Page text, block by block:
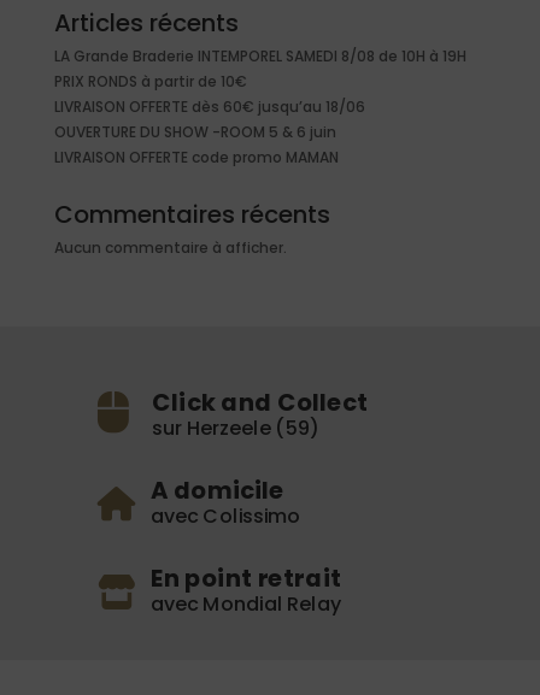
Articles récents
LA Grande Braderie INTEMPOREL SAMEDI 8/08 de 10H à 19H
PRIX RONDS à partir de 10€
LIVRAISON OFFERTE dès 60€ jusqu’au 18/06
OUVERTURE DU SHOW -ROOM 5 & 6 juin
LIVRAISON OFFERTE code promo MAMAN
Commentaires récents
Aucun commentaire à afficher.
Click and Collect
sur Herzeele (59)
A domicile
avec Colissimo
En point retrait
avec Mondial Relay